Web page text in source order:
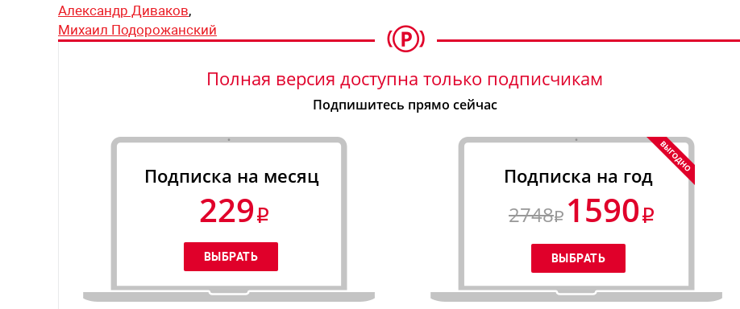
Александр Диваков,
Михаил Подорожанский
Полная версия доступна только подписчикам
Подпишитесь прямо сейчас
Подписка на месяц
229
Подписка на год
2748 1590